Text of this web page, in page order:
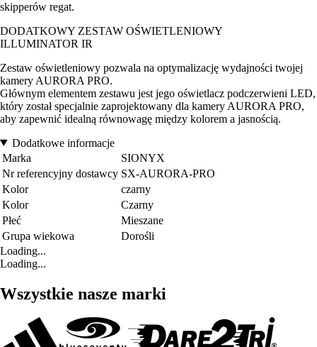
skipperów regat.
DODATKOWY ZESTAW OŚWIETLENIOWY
ILLUMINATOR IR
Zestaw oświetleniowy pozwala na optymalizację wydajności twojej
kamery AURORA PRO.
Głównym elementem zestawu jest jego oświetlacz podczerwieni LED,
który został specjalnie zaprojektowany dla kamery AURORA PRO,
aby zapewnić idealną równowagę między kolorem a jasnością.
Dodatkowe informacje
Marka
SIONYX
Nr referencyjny dostawcy SX-AURORA-PRO
Kolor
czarny
Kolor
Czarny
Płeć
Mieszane
Grupa wiekowa
Dorośli
Loading...
Loading...
Wszystkie nasze marki